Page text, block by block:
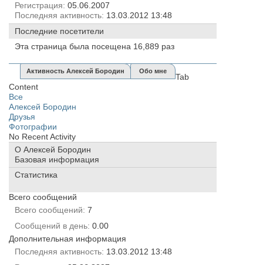
Регистрация 05.06.2007
Последняя активность 13.03.2012 13:48
Последние посетители
Эта страница была посещена 16,889 раз
Активность Алексей Бородин Обо мне
Tab
Content
Все
Алексей Бородин
Друзья
Фотографии
No Recent Activity
О Алексей Бородин
Базовая информация
Статистика
Всего сообщений
Всего сообщений 7
Сообщений в день 0.00
Дополнительная информация
Последняя активность 13.03.2012 13:48